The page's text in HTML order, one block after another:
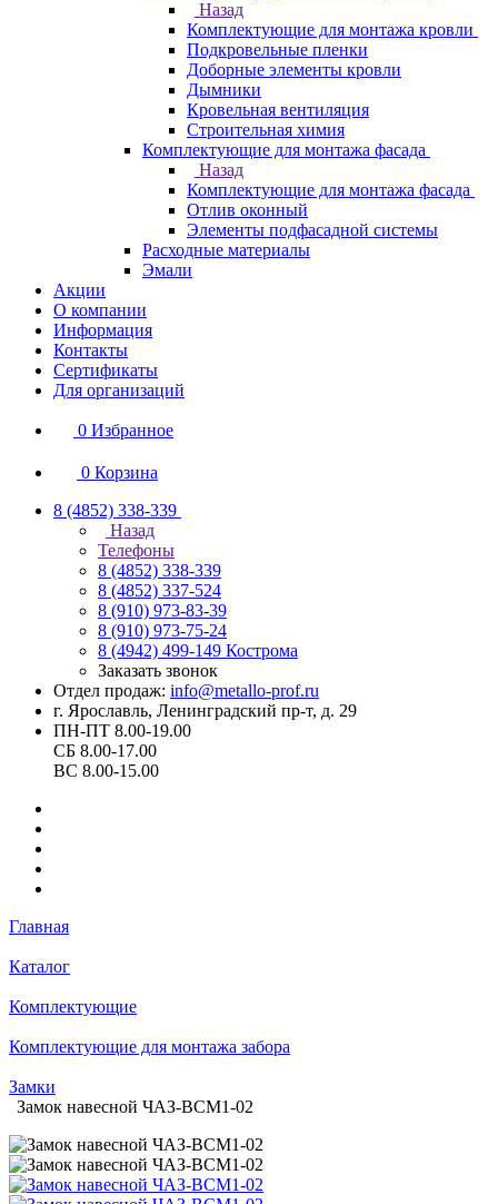
Назад
Комплектующие для монтажа кровли
Подкровельные пленки
Доборные элементы кровли
Дымники
Кровельная вентиляция
Строительная химия
Комплектующие для монтажа фасада
Назад
Комплектующие для монтажа фасада
Отлив оконный
Элементы подфасадной системы
Расходные материалы
Эмали
Акции
О компании
Информация
Контакты
Сертификаты
Для организаций
0 Избранное
0 Корзина
8 (4852) 338-339
Назад
Телефоны
8 (4852) 338-339
8 (4852) 337-524
8 (910) 973-83-39
8 (910) 973-75-24
8 (4942) 499-149 Кострома
Заказать звонок
Отдел продаж: info@metallo-prof.ru
г. Ярославль, Ленинградский пр-т, д. 29
ПН-ПТ 8.00-19.00
СБ 8.00-17.00
ВС 8.00-15.00
Главная
Каталог
Комплектующие
Комплектующие для монтажа забора
Замки
Замок навесной ЧАЗ-ВСМ1-02